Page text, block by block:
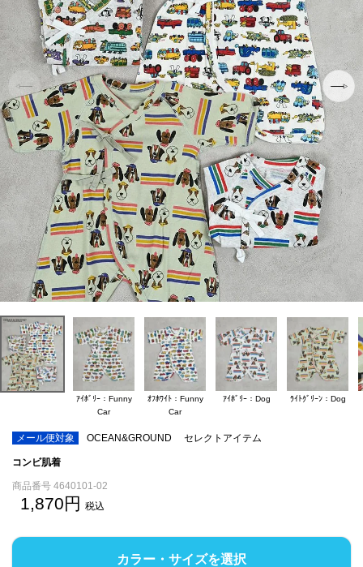
ｱｲﾎﾞﾘｰ：Funny
Car
ｵﾌﾎﾜｲﾄ：Funny
Car
ｱｲﾎﾞﾘｰ：Dog ﾗｲﾄｸﾞﾘｰﾝ：Dog
メール便対象 OCEAN&GROUND セレクトアイテム
コンビ肌着
商品番号 4640101-02
1,870 税込
カラー・サイズを選択